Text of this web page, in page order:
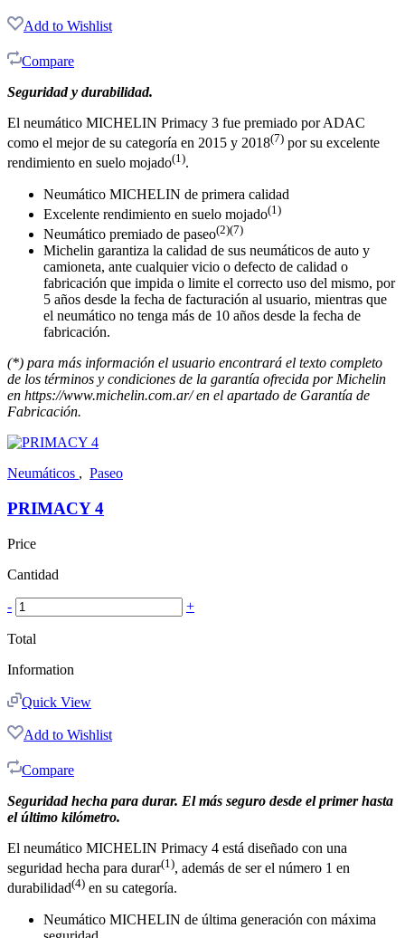
Add to Wishlist
Compare
Seguridad y durabilidad.
El neumático MICHELIN Primacy 3 fue premiado por ADAC
como el mejor de su categoría en 2015 y 2018(7) por su excelente
rendimiento en suelo mojado(1).
Neumático MICHELIN de primera calidad
Excelente rendimiento en suelo mojado(1)
Neumático premiado de paseo(2)(7)
Michelin garantiza la calidad de sus neumáticos de auto y
camioneta, ante cualquier vicio o defecto de calidad o
fabricación que impida o limite el correcto uso del mismo, por
5 años desde la fecha de facturación al usuario, mientras que
el neumático no tenga más de 10 años desde la fecha de
fabricación.
(*) para más información el usuario encontrará el texto completo
de los términos y condiciones de la garantía ofrecida por Michelin
en https://www.michelin.com.ar/ en el apartado de Garantía de
Fabricación.
Neumáticos , Paseo
PRIMACY 4
Price
Cantidad
- +
Total
Information
Quick View
Add to Wishlist
Compare
Seguridad hecha para durar. El más seguro desde el primer hasta
el último kilómetro.
El neumático MICHELIN Primacy 4 está diseñado con una
seguridad hecha para durar(1), además de ser el número 1 en
durabilidad(4) en su categoría.
Neumático MICHELIN de última generación con máxima